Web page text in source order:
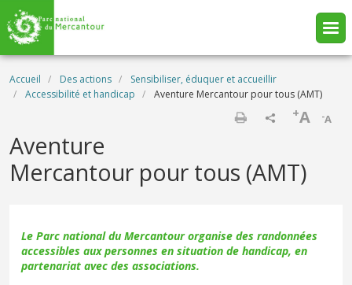
Aller au contenu principal
Fil d'Ariane
Accueil Des actions
Sensibiliser, éduquer et accueillir
Accessibilité et handicap
Aventure Mercantour pour tous (AMT)
-A
+A
Aventure
Mercantour pour tous (AMT)
Le Parc national du Mercantour organise des randonnées
accessibles aux personnes en situation de handicap, en
partenariat avec des associations.